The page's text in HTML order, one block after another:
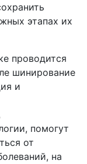
этапах их
проводится
шинирование
и
помогут
от
на